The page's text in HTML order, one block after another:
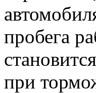
пробега
при